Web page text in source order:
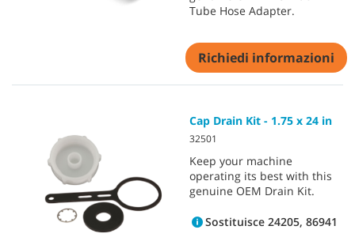
Tube Hose Adapter.
Richiedi informazioni
Cap Drain Kit - 1.75 x 24 in
32501
Keep your machine
operating its best with this
genuine OEM Drain Kit.
Sostituisce 24205, 86941